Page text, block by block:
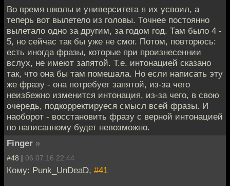
Во время школы и университета я их усвоил, а
теперь вот вылетело из головы. Точнее постоянно
вылетало одно за другим, за годом год. Там было 4 -
5, но сейчас так бы уже не смог. Потом, повторюсь:
есть иногда фразы, которые при произнесеннии
вслух, не имеют запятой. Т.е. интонацией сказано
так, что она бы там помешала. Но если написать эту
же фразу - она потребует запятой, из-за чего
неизбежно изменится интонация, из-за чего, в свою
очередь, подкорректируеся смысл всей фразы. И
наоборот - восстановить фразу с верной интонацией
по написанному будет невозможно.
Finger »
#48 | 06.07.16 22:44
Кому: Punk_UnDeaD, #41